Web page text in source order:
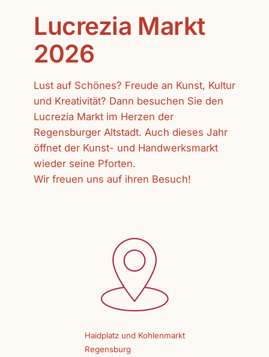
Lucrezia Markt
2026
Lust auf Schönes? Freude an Kunst, Kultur
und Kreativität? Dann besuchen Sie den
Lucrezia Markt im Herzen der
Regensburger Altstadt. Auch dieses Jahr
öffnet der Kunst- und Handwerksmarkt
wieder seine Pforten.
Wir freuen uns auf ihren Besuch!
Haidplatz und Kohlenmarkt
Regensburg